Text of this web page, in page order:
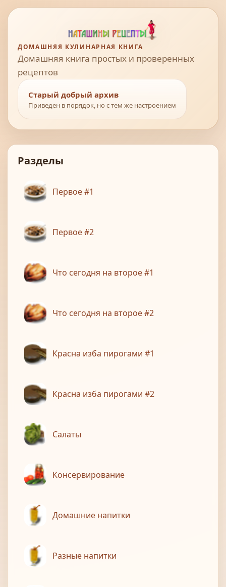
ДОМАШНЯЯ КУЛИНАРНАЯ КНИГА
Домашняя книга простых и проверенных
рецептов
Старый добрый архив
Приведен в порядок, но с тем же настроением
Разделы
Первое #1
Первое #2
Что сегодня на второе #1
Что сегодня на второе #2
Красна изба пирогами #1
Красна изба пирогами #2
Салаты
Консервирование
Домашние напитки
Разные напитки